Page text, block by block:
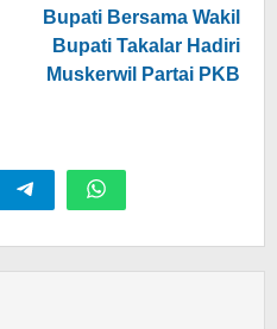
Bupati Bersama Wakil
Bupati Takalar Hadiri
Muskerwil Partai PKB